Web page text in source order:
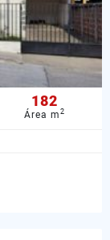
182
Área m2